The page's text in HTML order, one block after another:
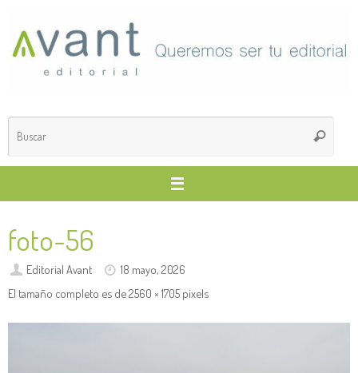
contenido
Buscar
foto-56
Editorial Avant
18 mayo, 2026
El tamaño completo es de2560 × 1705 pixels